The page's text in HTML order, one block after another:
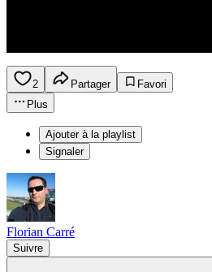
2 Partager
Favori
Plus
Ajouter à la playlist
Signaler
Florian Carré
Suivre